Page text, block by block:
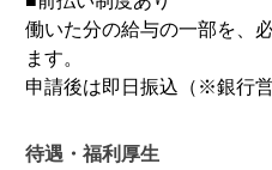
働いた分の給与の一部を、
ます。
申請後は即日振込（※銀行
待遇・福利厚生